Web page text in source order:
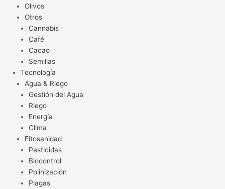
Olivos
Otros
Cannabis
Café
Cacao
Semillas
Tecnología
Agua & Riego
Gestión del Agua
Riego
Energía
Clima
Fitosanidad
Pesticidas
Biocontrol
Polinización
Plagas